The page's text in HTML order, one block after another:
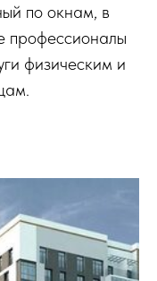
по окнам, в
профессионалы
физическим и